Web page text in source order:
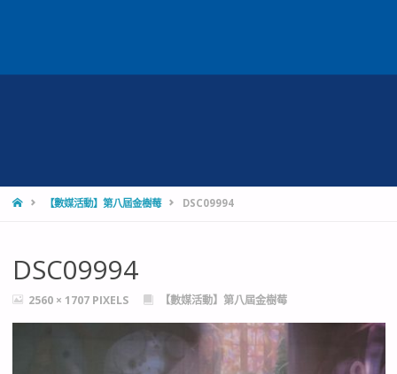
HOME【數媒活動】第八屆金樹莓 DSC09994
DSC09994
FULL2560 × 1707 PIXELS 【數媒活動】第八屆金樹莓